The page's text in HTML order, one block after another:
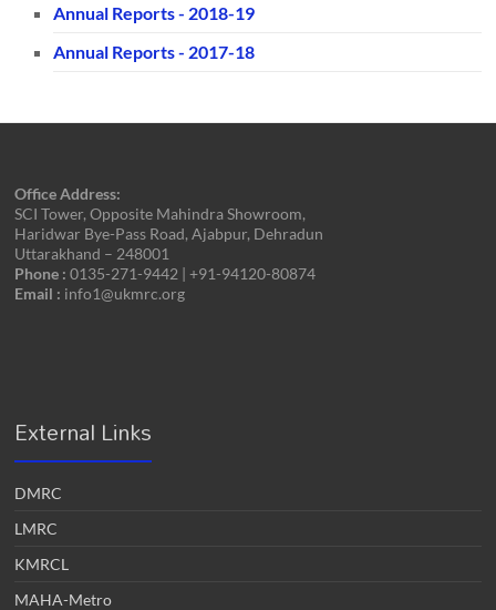
Annual Reports - 2018-19
Annual Reports - 2017-18
Office Address:
SCI Tower, Opposite Mahindra Showroom,
Haridwar Bye-Pass Road, Ajabpur, Dehradun
Uttarakhand – 248001
Phone : 0135-271-9442 | +91-94120-80874
Email : info1@ukmrc.org
External Links
DMRC
LMRC
KMRCL
MAHA-Metro